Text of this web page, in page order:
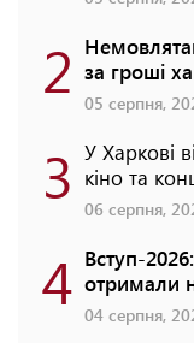
2 за гроші
05 серпня,
3 У Харкові
кіно та
06 серпня,
4 Вступ-
отримали
04 серпня,